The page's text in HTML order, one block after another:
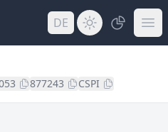
DE
877243 CSPI